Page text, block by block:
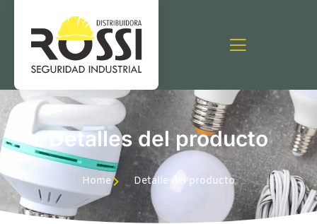
Detalles del producto
Home Detalle del producto